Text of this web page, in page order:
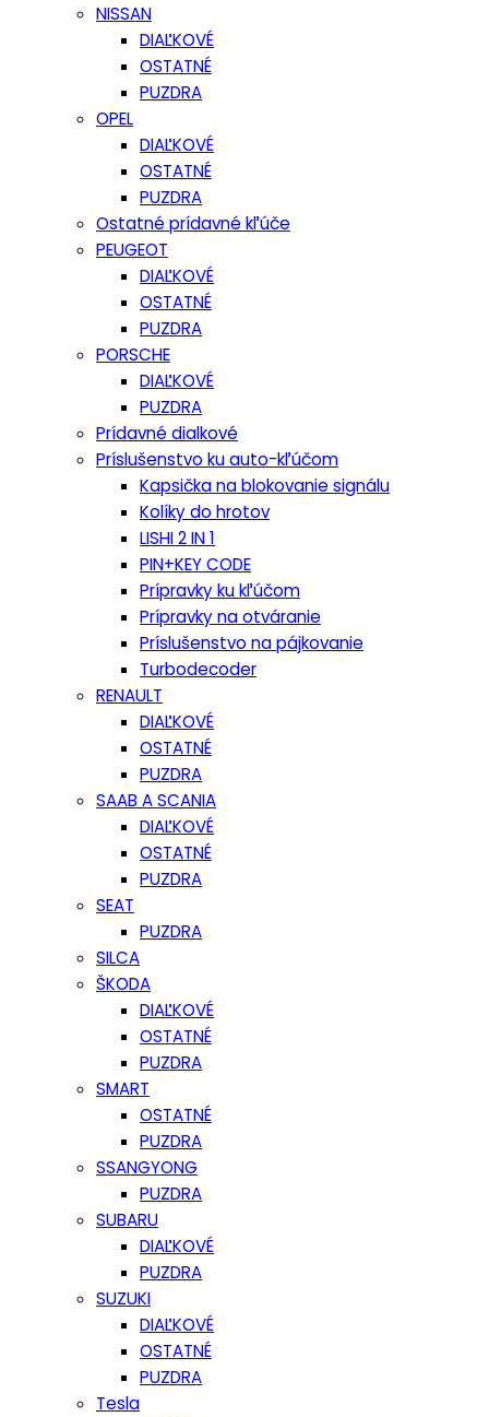
NISSAN
DIAĽKOVÉ
OSTATNÉ
PUZDRA
OPEL
DIAĽKOVÉ
OSTATNÉ
PUZDRA
Ostatné prídavné kľúče
PEUGEOT
DIAĽKOVÉ
OSTATNÉ
PUZDRA
PORSCHE
DIAĽKOVÉ
PUZDRA
Prídavné dialkové
Príslušenstvo ku auto-kľúčom
Kapsička na blokovanie signálu
Kolíky do hrotov
LISHI 2 IN 1
PIN+KEY CODE
Prípravky ku kľúčom
Prípravky na otváranie
Príslušenstvo na pájkovanie
Turbodecoder
RENAULT
DIAĽKOVÉ
OSTATNÉ
PUZDRA
SAAB A SCANIA
DIAĽKOVÉ
OSTATNÉ
PUZDRA
SEAT
PUZDRA
SILCA
ŠKODA
DIAĽKOVÉ
OSTATNÉ
PUZDRA
SMART
OSTATNÉ
PUZDRA
SSANGYONG
PUZDRA
SUBARU
DIAĽKOVÉ
PUZDRA
SUZUKI
DIAĽKOVÉ
OSTATNÉ
PUZDRA
Tesla